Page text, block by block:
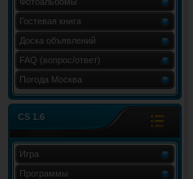
Гостевая книга
Доска объявлений
FAQ (вопрос/ответ)
Погода Москва
CS 1.6
Игра
Программы